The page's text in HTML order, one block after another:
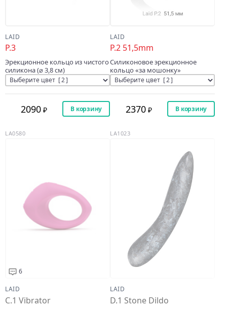
LAID
P.3
Эрекционное кольцо из чистого
силикона (⌀ 3,8 см)
2090 В корзину
LAID
P.2 51,5mm
Силиконовое эрекционное
кольцо «за мошонку»
2370 В корзину
6
LAID
C.1 Vibrator
LA0580
LAID
D.1 Stone Dildo
LA1023